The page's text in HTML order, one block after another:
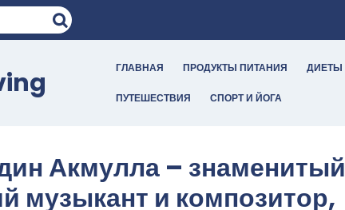
ГЛАВНАЯ ПРОДУКТЫ ПИТАНИЯ ДИЕТЫ
ПУТЕШЕСТВИЯ СПОРТ И ЙОГА
Акмулла – знаменитый
музыкант и композитор,